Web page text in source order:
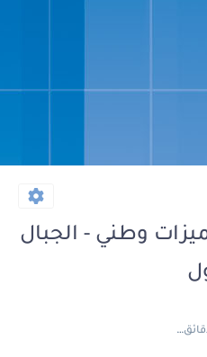
وطني - الجبال